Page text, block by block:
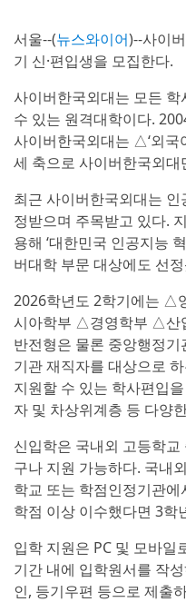
서울--(뉴스와이어)--사이
기 신·편입생을 모집한다.
사이버한국외대는 모든
수 있는 원격대학이다.
사이버한국외대는 △‘외국
세 축으로 사이버한국외대
최근 사이버한국외대는
정받으며 주목받고 있다.
용해 ‘대한민국 인공지능
버대학 부문 대상에도 선
2026학년도 2학기에는
시아학부 △경영학부 △산
반전형은 물론 중앙행정
기관 재직자를 대상으로
지원할 수 있는 학사편입
자 및 차상위계층 등 다양
신입학은 국내외 고등학
구나 지원 가능하다. 국내
학교 또는 학점인정기관
학점 이상 이수했다면 3학
입학 지원은 PC 및 모바일
기간 내에 입학원서를 작
인, 등기우편 등으로 제출